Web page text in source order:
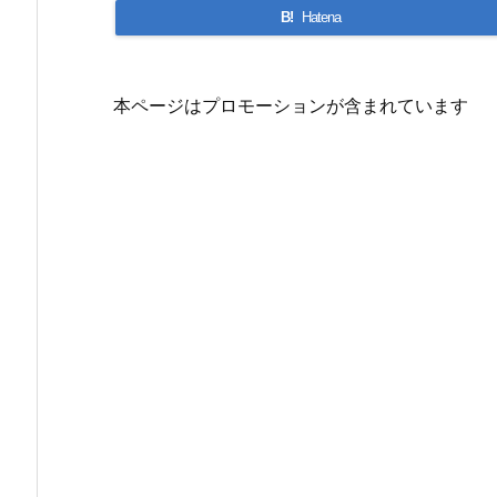
B! Hatena
本ページはプロモーションが含まれています